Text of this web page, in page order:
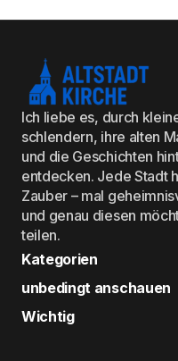
Ich liebe es, durch
schlendern, ihre alten
und die Geschichten
entdecken. Jede Stadt
Zauber – mal
und genau diesen
teilen.
Kategorien
unbedingt anschauen
Wichtig